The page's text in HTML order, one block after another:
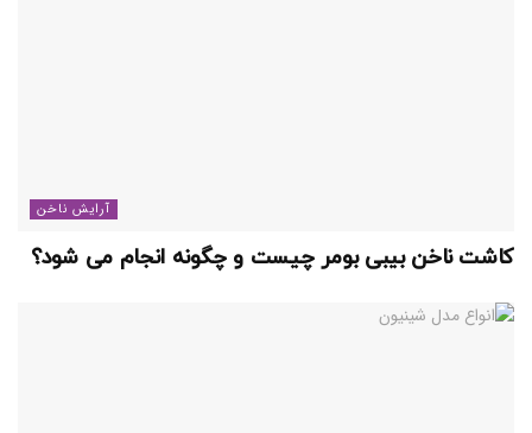
آرایش ناخن
کاشت ناخن بیبی بومر چیست و چگونه انجام می شود؟